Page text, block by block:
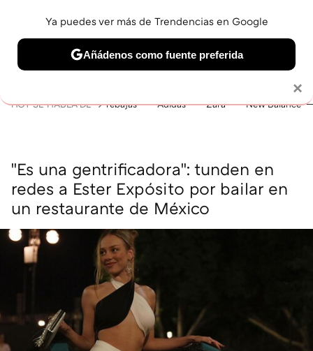
BELLEZA SHOPPING VIAJES GASTRO SNEAKERS
HOY SE HABLA DE rebajas Adidas Zara New Balance
"Es una gentrificadora": tunden en
redes a Ester Expósito por bailar en
un restaurante de México
×
Ya puedes ver más de Trendencias en Google
Añádenos como fuente preferida